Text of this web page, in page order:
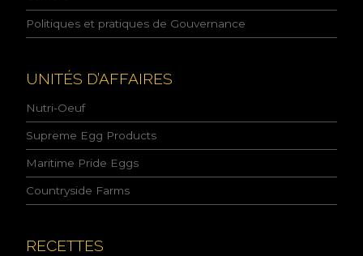
l
a
p
l
t
i
q
u
e
d
e
c
Politiques et pratiques de Gouvernance
UNITÉS D’AFFAIRES
Nutri-Oeuf
Supreme Egg Products
Maritime Pride Eggs
Countryside Farms
RECETTES